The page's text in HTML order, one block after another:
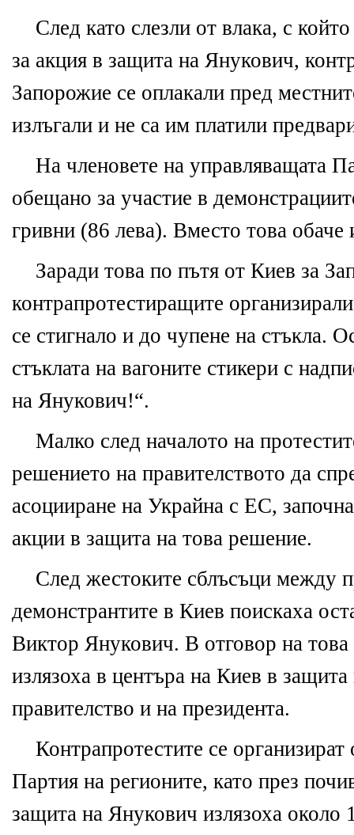
След като слезли от влака, с
за акция в защита на Янукович,
Запорожие се оплакали пред
излъгали и не са им платили
На членовете на управляващата
обещано за участие в
гривни (86 лева). Вместо това
Заради това по пътя от Киев за
контрапротестиращите
се стигнало и до чупене на стъкла.
стъклата на вагоните стикери с
на Янукович!“.
Малко след началото на
решението на правителството да
асоцииране на Украйна с ЕС,
акции в защита на това решение.
След жестоките сблъсъци между
демонстрантите в Киев поискаха
Виктор Янукович. В отговор на
излязоха в центъра на Киев в
правителство и на президента.
Контрапротестите се
Партия на регионите, като през
защита на Янукович излязоха